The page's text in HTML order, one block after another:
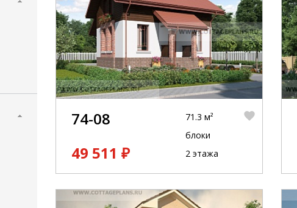
74-08
49 511 ₽
71.3 м²
блоки
2 этажа